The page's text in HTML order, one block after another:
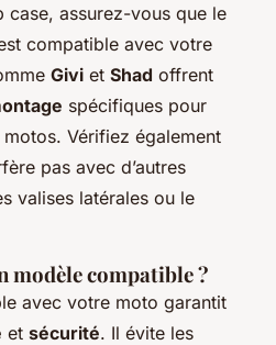
case, assurez-vous que le
compatible avec votre
Givi et Shad offrent
spécifiques pour
Vérifiez également
pas avec d’autres
valises latérales ou le
modèle compatible ?
avec votre moto garantit
et sécurité. Il évite les